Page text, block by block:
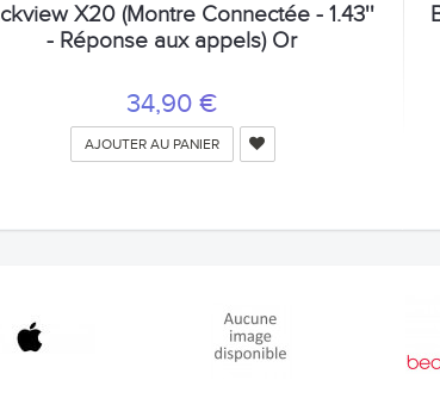
X20 (Montre Connectée - 1.43''
- Réponse aux appels) Or
34,90 €
AJOUTER AU PANIER